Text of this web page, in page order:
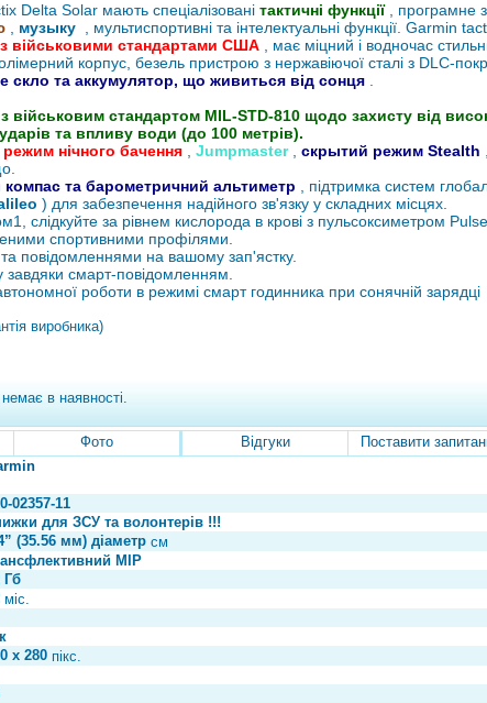
Delta Solar мають спеціалізовані тактичні функції, програмне
музыку
, мультиспортивні та інтелектуальні функції. Garmin
з військовими стандартами США , має міцний і водночас
корпус, безель пристрою з нержавіючої сталі з DLC-
скло та аккумулятор, що живиться від сонця
військовим стандартом MIL-STD-810 щодо захисту від
та впливу води (до 100 метрів).
режим нічного бачення Jumpmaster, скрытий режим Stealth
та барометричний альтиметр , підтримка систем
) для забезпечення надійного зв'язку у складних місцях.
слідкуйте за рівнем кислорода в крові з пульсоксиметром
спортивними профілями.
повідомленнями на вашому зап'ястку.
смарт-повідомленням.
роботи в режимі смарт годинника при сонячній зарядці
виробника)
в наявності.
Фото Відгуки
Поставити
02357-11
для ЗСУ та волонтерів !!!
(35.56 мм) діаметр см
MIP
Гб
міс.
x 280 пікс.